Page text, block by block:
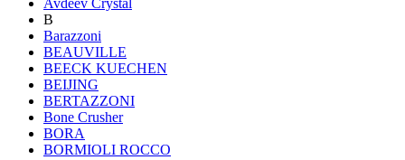
B
Barazzoni
BEAUVILLE
BEECK KUECHEN
BEIJING
BERTAZZONI
Bone Crusher
BORA
BORMIOLI ROCCO